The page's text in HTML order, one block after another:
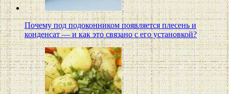
Почему под подоконником появляется плесень и
конденсат — и как это связано с его установкой?